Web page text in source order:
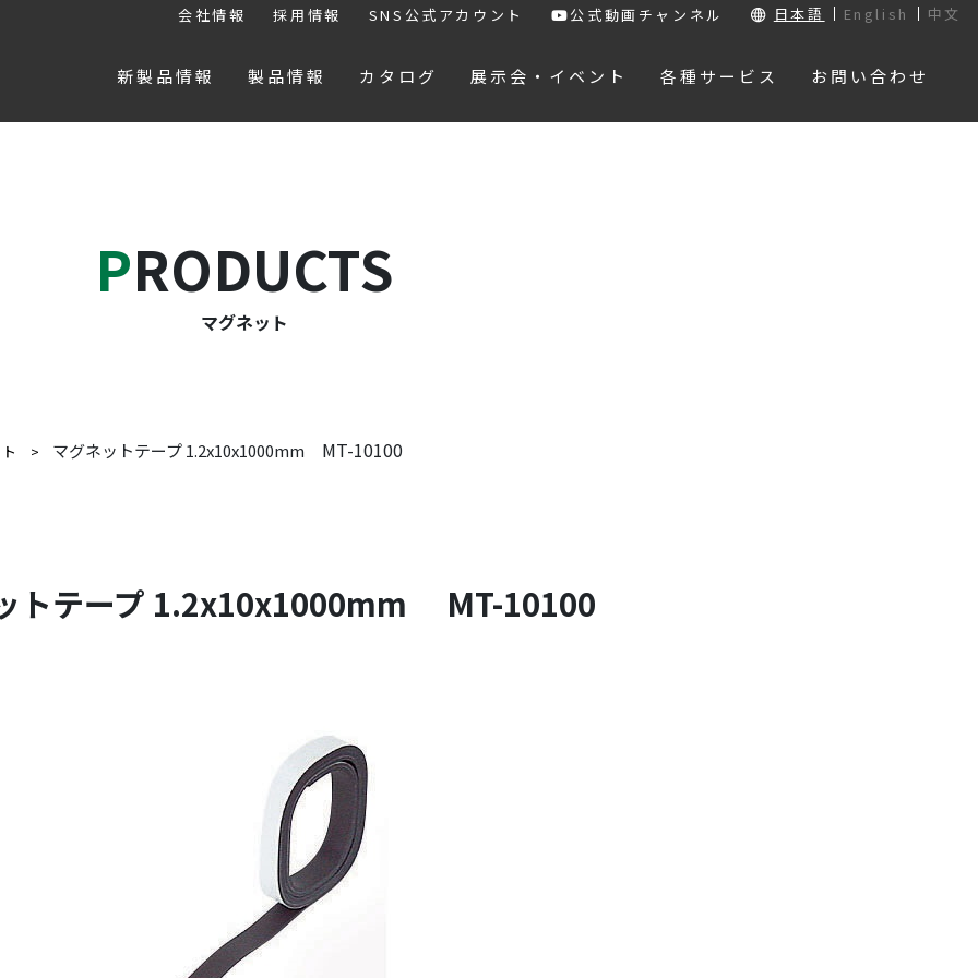
会社情報 採用情報 SNS公式アカウント 公式動画チャンネル 日本語 English 中文
新製品情報 製品情報 カタログ 展示会・イベント 各種サービス お問い合わせ
PRODUCTS
マグネット
マグネットテープ 1.2x10x1000mm MT-10100
トテープ 1.2x10x1000mm MT-10100